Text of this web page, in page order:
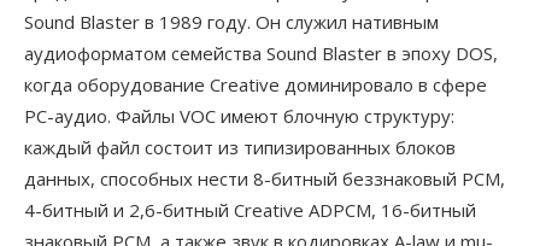
Sound Blaster в 1989 году. Он служил нативным
аудиоформатом семейства Sound Blaster в эпоху DOS,
когда оборудование Creative доминировало в сфере
PC-аудио. Файлы VOC имеют блочную структуру:
каждый файл состоит из типизированных блоков
данных, способных нести 8-битный беззнаковый PCM,
4-битный и 2,6-битный Creative ADPCM, 16-битный
знаковый PCM, а также звук в кодировках A-law и mu-